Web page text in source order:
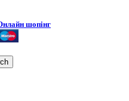
шопінг